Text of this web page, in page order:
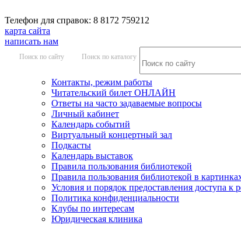
Телефон для справок: 8 8172 759212
карта сайта
написать нам
Поиск по сайту Поиск по каталогу
Контакты, режим работы
Читательский билет ОНЛАЙН
Ответы на часто задаваемые вопросы
Личный кабинет
Календарь событий
Виртуальный концертный зал
Подкасты
Календарь выставок
Правила пользования библиотекой
Правила пользования библиотекой в
Условия и порядок предоставления доступа к
Политика конфиденциальности
Клубы по интересам
Юридическая клиника